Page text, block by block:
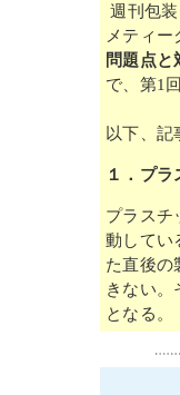
週刊包
メティ
問題点と
で、第1
以下、
１．プ
プラスチ
動してい
た直後の
きない。
となる。